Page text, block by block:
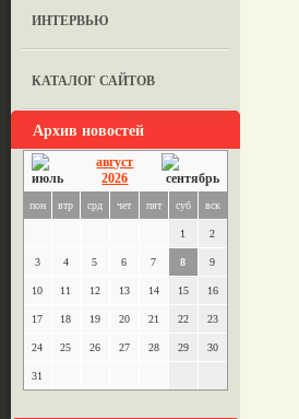
ИНТЕРВЬЮ
КАТАЛОГ САЙТОВ
Архив новостей
август
2026
пон втр срд чет пят суб вск
1 2
3 4 5 6 7 8 9
10 11 12 13 14 15 16
17 18 19 20 21 22 23
24 25 26 27 28 29 30
31